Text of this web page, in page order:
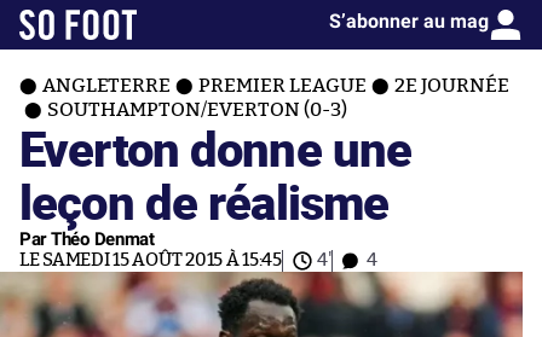
S’abonner au mag
ANGLETERRE PREMIER LEAGUE
2E JOURNÉE
SOUTHAMPTON/EVERTON (0-3)
Everton donne une
leçon de réalisme
Par Théo Denmat
LE SAMEDI 15 AOÛT 2015 À 15:45 4' 4